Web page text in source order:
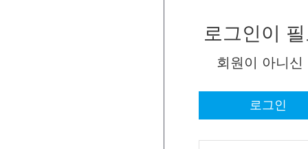
로그인이
회원이 아니
로그인